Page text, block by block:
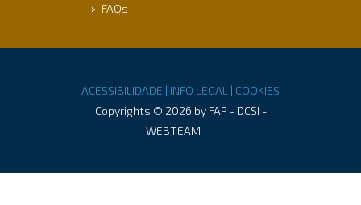
FAQs
ACESSIBILIDADE | INFO LEGAL | COOKIES
Copyrights © 2026 by FAP - DCSI -
WEBTEAM